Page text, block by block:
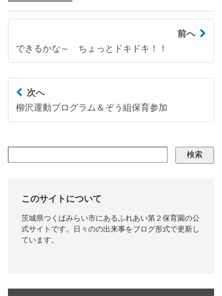
前へ
できるかな～ ちょっとドキドキ！！
次へ
柳沢運動プログラム＆ぞう組保育参加
検索
このサイトについて
茨城県つくばみらい市にあるふれあい第２保育園の公
式サイトです。日々のの出来事をブログ形式で更新し
ています。